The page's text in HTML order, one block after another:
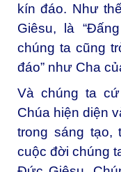
kín đáo. Như
Giêsu, là
chúng ta cũng
đáo” như Cha
Và chúng ta
Chúa hiện diện
trong sáng tạo,
cuộc đời chúng